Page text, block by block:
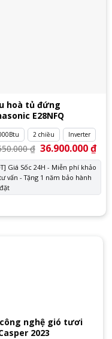
₫.
hoà tủ đứng
E28NFQ
2 chiều Inverter
₫ Giá
gốc
là:
44.550.000 ₫.
36.900.000₫Giá
tại
Giá Sốc 24H - Miễn phí khảo
vấn - Tặng 1 năm bảo hành
nghệ gió tươi
2023